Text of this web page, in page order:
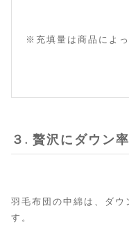
※充填量は商品によ
３. 贅沢にダウン
羽毛布団の中綿は、ダウ
す。